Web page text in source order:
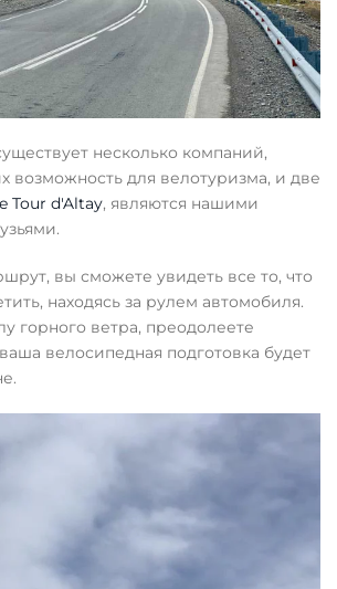
несколько компаний,
возможность для велотуризма, и две
Tour d'Altay, являются нашими
вы сможете увидеть все то, что
находясь за рулем автомобиля.
горного ветра, преодолеете
велосипедная подготовка будет